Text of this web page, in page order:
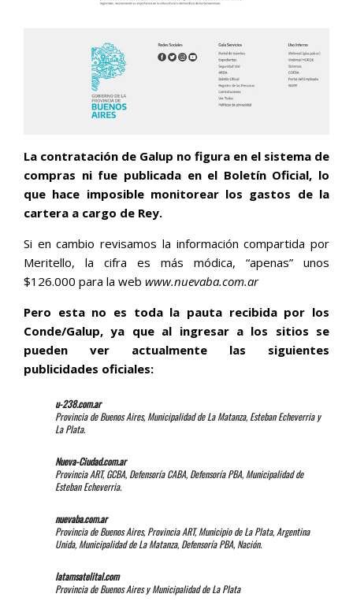
La contratación de Galup no figura en el sistema de
compras ni fue publicada en el Boletín Oficial, lo
que hace imposible monitorear los gastos de la
cartera a cargo de Rey.
Si en cambio revisamos la información compartida por
Meritello, la cifra es más módica, “apenas” unos
$126.000 para la web www.nuevaba.com.ar
Pero esta no es toda la pauta recibida por los
Conde/Galup, ya que al ingresar a los sitios se
pueden ver actualmente las siguientes
publicidades oficiales:
u-238.com.ar
Provincia de Buenos Aires, Municipalidad de La Matanza, Esteban Echeverria y
La Plata.
Nueva-Ciudad.com.ar
Provincia ART, GCBA, Defensoría CABA, Defensoría PBA, Municipalidad de
Esteban Echeverria.
nuevaba.com.ar
Provincia de Buenos Aires, Provincia ART, Municipio de La Plata, Argentina
Unida, Municipalidad de La Matanza, Defensoría PBA, Nación.
latamsatelital.com
Provincia de Buenos Aires y Municipalidad de La Plata